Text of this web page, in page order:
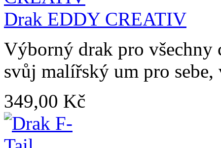
Drak EDDY CREATIV
Výborný drak pro všechny
svůj malířský um pro
349,00 Kč